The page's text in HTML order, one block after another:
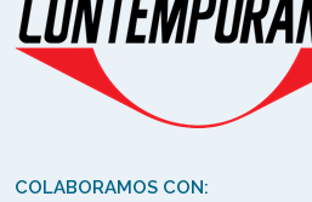
COLABORAMOS CON: